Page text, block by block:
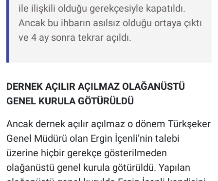
ile ilişkili olduğu gerekçesiyle kapatıldı.
Ancak bu ihbarın asılsız olduğu ortaya çıktı
ve 4 ay sonra tekrar açıldı.
DERNEK AÇILIR AÇILMAZ OLAĞANÜSTÜ
GENEL KURULA GÖTÜRÜLDÜ
Ancak dernek açılır açılmaz o dönem Türkşeker
Genel Müdürü olan Ergin İçenli’nin talebi
üzerine hiçbir gerekçe gösterilmeden
olağanüstü genel kurula götürüldü. Yapılan